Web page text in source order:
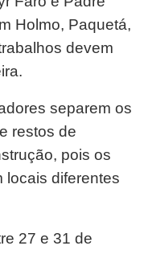
Holmo, Paquetá,
devem
separem os
restos de
pois os
locais diferentes
27 e 31 de